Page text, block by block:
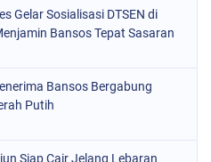
Gelar Sosialisasi DTSEN di
Bansos Tepat Sasaran
Bansos Bergabung
Putih
Siap Cair Jelang Lebaran